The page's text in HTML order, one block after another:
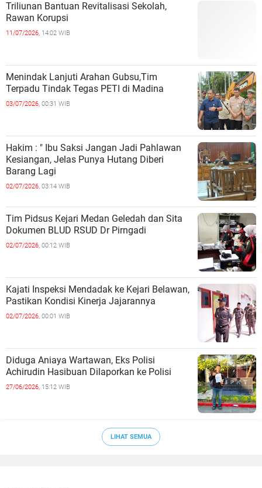
Triliunan Bantuan Revitalisasi Sekolah,
Rawan Korupsi
11/07/2026, 14:02 WIB
Menindak Lanjuti Arahan Gubsu,Tim
Terpadu Tindak Tegas PETI di Madina
03/07/2026, 00:31 WIB
Hakim : " Ibu Saksi Jangan Jadi Pahlawan
Kesiangan, Jelas Punya Hutang Diberi
Barang Lagi
02/07/2026, 03:14 WIB
Tim Pidsus Kejari Medan Geledah dan Sita
Dokumen BLUD RSUD Dr Pirngadi
02/07/2026, 00:12 WIB
Kajati Inspeksi Mendadak ke Kejari Belawan,
Pastikan Kondisi Kinerja Jajarannya
02/07/2026, 00:01 WIB
Diduga Aniaya Wartawan, Eks Polisi
Achirudin Hasibuan Dilaporkan ke Polisi
27/06/2026, 15:12 WIB
LIHAT SEMUA